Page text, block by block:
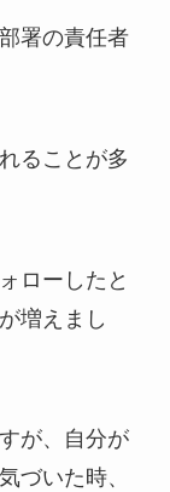
署の責任者
ることが多
ローしたと
増えまし
が、自分が
づいた時、